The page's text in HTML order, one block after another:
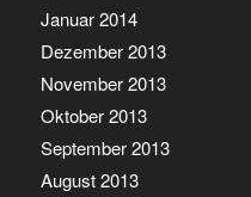
Januar 2014
Dezember 2013
November 2013
Oktober 2013
September 2013
August 2013